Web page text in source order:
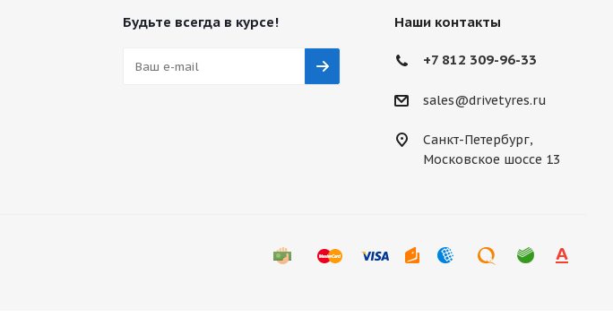
Будьте всегда в курсе! Наши контакты
+7 812 309-96-33
sales@drivetyres.ru
Санкт-Петербург,
Московское шоссе 13